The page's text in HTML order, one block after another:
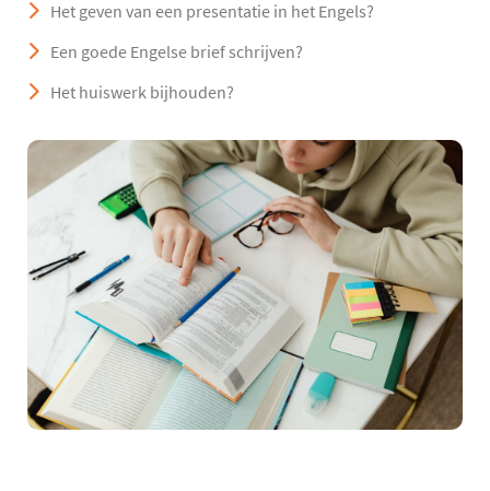
Het geven van een presentatie in het Engels?
Een goede Engelse brief schrijven?
Het huiswerk bijhouden?